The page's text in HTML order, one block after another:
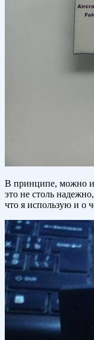
В принципе, можно и
это не столь
что я использую и о